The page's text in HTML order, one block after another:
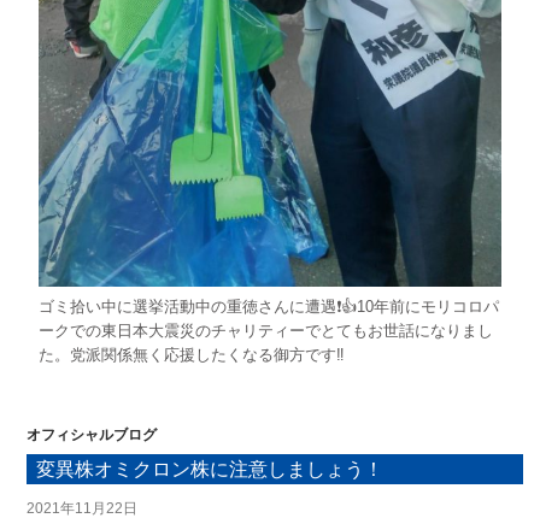
ゴミ拾い中に選挙活動中の重徳さんに遭遇❗👍10年前にモリコロパ
ークでの東日本大震災のチャリティーでとてもお世話になりまし
た。党派関係無く応援したくなる御方です‼️
オフィシャルブログ
変異株オミクロン株に注意しましょう！
2021年11月22日